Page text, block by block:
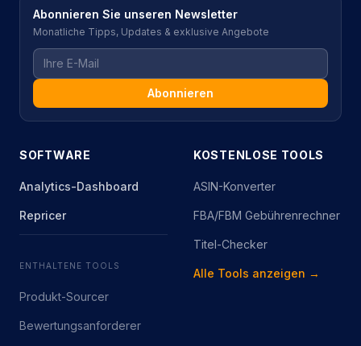
Abonnieren Sie unseren Newsletter
Monatliche Tipps, Updates & exklusive Angebote
Abonnieren
SOFTWARE
Analytics-Dashboard
Repricer
ENTHALTENE TOOLS
Produkt-Sourcer
Bewertungsanforderer
KOSTENLOSE TOOLS
ASIN-Konverter
FBA/FBM Gebührenrechner
Titel-Checker
Alle Tools anzeigen →